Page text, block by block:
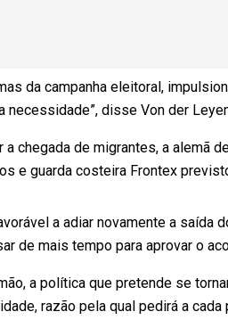
da campanha eleitoral,
necessidade”, disse Von der
chegada de migrantes, a alemã
e guarda costeira Frontex
a adiar novamente a saída
de mais tempo para aprovar o
a política que pretende se
razão pela qual pedirá a cada